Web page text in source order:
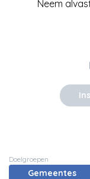
Neem
Doelgroepen
Gemeentes